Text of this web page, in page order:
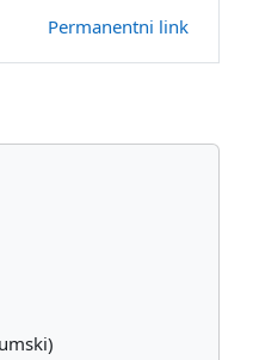
Permanentni link